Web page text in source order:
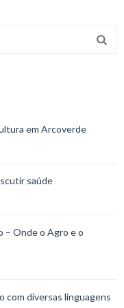
em Arcoverde
saúde
– Onde o Agro e o
com diversas linguagens